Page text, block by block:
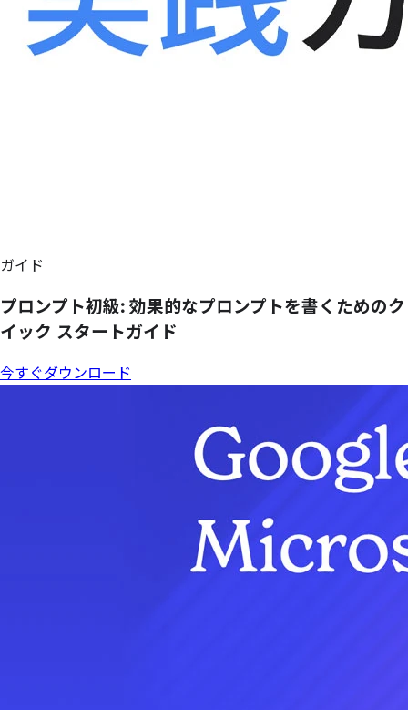
ガイド
プロンプト初級: 効果的なプロンプトを書く ためのク
イック スタートガイド
今すぐダウンロード